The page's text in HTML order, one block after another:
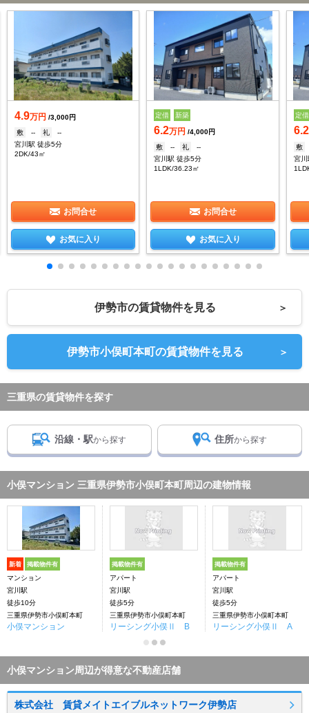
4.9万円 /3,000円
敷
-- 礼
--
宮川駅 徒歩5分
2DK/43㎡
お問合せ
お気に入り
定借 新築
6.2万円 /4,000円
敷
-- 礼
--
宮川駅 徒歩5分
1LDK/36.23㎡
お問合せ
お気に入り
定借
6.2
敷
宮川
伊勢市の賃貸物件を見る ＞
伊勢市小俣町本町の賃貸物件を見る ＞
三重県の賃貸物件を探す
沿線・駅から探す 住所から探す
小俣マンション 三重県伊勢市小俣町本町周辺の建物情報
新着 掲載物件有
マンション
宮川駅
徒歩10分
三重県伊勢市小俣町本町
小俣マンション
掲載物件有
アパート
宮川駅
徒歩5分
三重県伊勢市小俣町本町
リーシング小俣Ⅱ B
掲載物件有
アパート
宮川駅
徒歩5分
三重県伊勢市小俣町本町
リーシング小俣Ⅱ A
小俣マンション周辺が得意な不動産店舗
株式会社 賃貸メイトエイブルネットワーク伊勢店